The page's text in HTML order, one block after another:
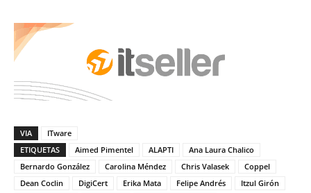
VIA
ITware
ETIQUETAS
Aimed Pimentel ALAPTI
Ana Laura Chalico
Bernardo González
Carolina Méndez Chris Valasek
Coppel
Dean Coclin
DigiCert Erika Mata Felipe Andrés
Itzul Girón